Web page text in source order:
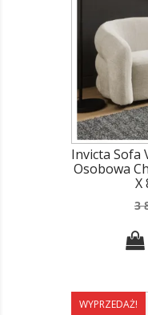
Invicta Sofa
Osobowa
X
3
WYPRZEDAŻ!